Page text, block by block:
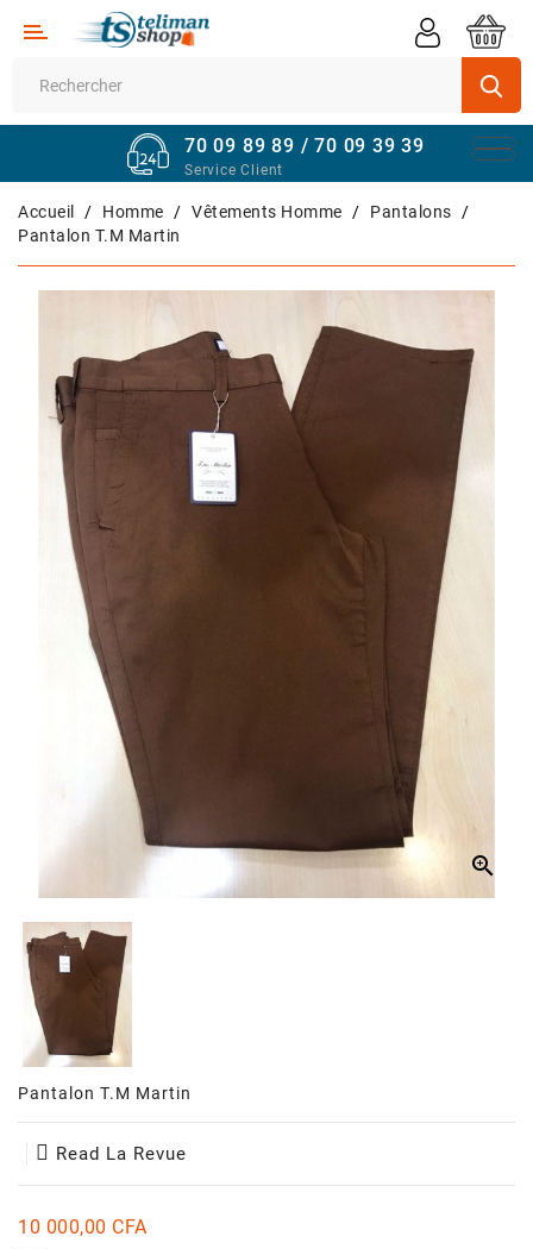
Catégorie
Quincaillerie
Fitness
Maison
Bureau
Téléphones
Tablettes
Électroménager
Electronique
Bébé
Véhicules
Jeux
Et
Jouets
Santé
70 09 89 89 / 70 09 39 39
Service Client
Accueil Homme Vêtements Homme
Pantalons
Pantalon T.m Martin

Pantalon T.m Martin
Read La Revue
10 000,00 CFA